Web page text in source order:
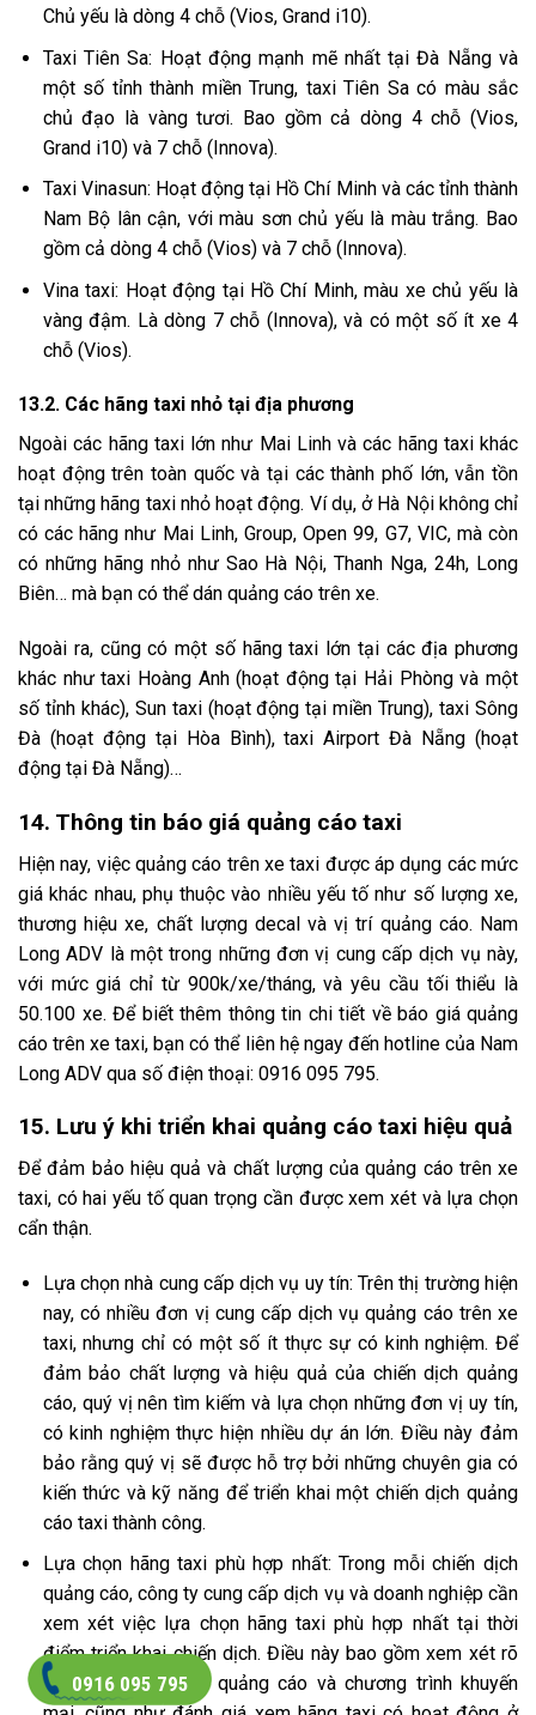
Chủ yếu là dòng 4 chỗ (Vios, Grand i10).
Taxi Tiên Sa: Hoạt động mạnh mẽ nhất tại Đà Nẵng và
một số tỉnh thành miền Trung, taxi Tiên Sa có màu sắc
chủ đạo là vàng tươi. Bao gồm cả dòng 4 chỗ (Vios,
Grand i10) và 7 chỗ (Innova).
Taxi Vinasun: Hoạt động tại Hồ Chí Minh và các tỉnh thành
Nam Bộ lân cận, với màu sơn chủ yếu là màu trắng. Bao
gồm cả dòng 4 chỗ (Vios) và 7 chỗ (Innova).
Vina taxi: Hoạt động tại Hồ Chí Minh, màu xe chủ yếu là
vàng đậm. Là dòng 7 chỗ (Innova), và có một số ít xe 4
chỗ (Vios).
13.2. Các hãng taxi nhỏ tại địa phương
Ngoài các hãng taxi lớn như Mai Linh và các hãng taxi khác
hoạt động trên toàn quốc và tại các thành phố lớn, vẫn tồn
tại những hãng taxi nhỏ hoạt động. Ví dụ, ở Hà Nội không chỉ
có các hãng như Mai Linh, Group, Open 99, G7, VIC, mà còn
có những hãng nhỏ như Sao Hà Nội, Thanh Nga, 24h, Long
Biên… mà bạn có thể dán quảng cáo trên xe.
Ngoài ra, cũng có một số hãng taxi lớn tại các địa phương
khác như taxi Hoàng Anh (hoạt động tại Hải Phòng và một
số tỉnh khác), Sun taxi (hoạt động tại miền Trung), taxi Sông
Đà (hoạt động tại Hòa Bình), taxi Airport Đà Nẵng (hoạt
động tại Đà Nẵng)…
14. Thông tin báo giá quảng cáo taxi
Hiện nay, việc quảng cáo trên xe taxi được áp dụng các mức
giá khác nhau, phụ thuộc vào nhiều yếu tố như số lượng xe,
thương hiệu xe, chất lượng decal và vị trí quảng cáo. Nam
Long ADV là một trong những đơn vị cung cấp dịch vụ này,
với mức giá chỉ từ 900k/xe/tháng, và yêu cầu tối thiểu là
50.100 xe. Để biết thêm thông tin chi tiết về báo giá quảng
cáo trên xe taxi, bạn có thể liên hệ ngay đến hotline của Nam
Long ADV qua số điện thoại: 0916 095 795.
15. Lưu ý khi triển khai quảng cáo taxi hiệu quả
Để đảm bảo hiệu quả và chất lượng của quảng cáo trên xe
taxi, có hai yếu tố quan trọng cần được xem xét và lựa chọn
cẩn thận.
Lựa chọn nhà cung cấp dịch vụ uy tín: Trên thị trường hiện
nay, có nhiều đơn vị cung cấp dịch vụ quảng cáo trên xe
taxi, nhưng chỉ có một số ít thực sự có kinh nghiệm. Để
đảm bảo chất lượng và hiệu quả của chiến dịch quảng
cáo, quý vị nên tìm kiếm và lựa chọn những đơn vị uy tín,
có kinh nghiệm thực hiện nhiều dự án lớn. Điều này đảm
bảo rằng quý vị sẽ được hỗ trợ bởi những chuyên gia có
kiến thức và kỹ năng để triển khai một chiến dịch quảng
cáo taxi thành công.
Lựa chọn hãng taxi phù hợp nhất: Trong mỗi chiến dịch
quảng cáo, công ty cung cấp dịch vụ và doanh nghiệp cần
xem xét việc lựa chọn hãng taxi phù hợp nhất tại thời
điểm triển khai chiến dịch. Điều này bao gồm xem xét rõ
ràng về thông điệp quảng cáo và chương trình khuyến
0916 095 795